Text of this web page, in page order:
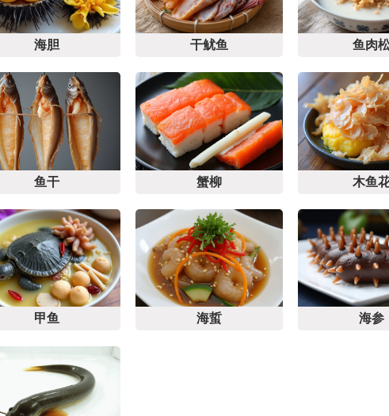
海胆 干鱿鱼 鱼肉
鱼干 蟹柳 木鱼
甲鱼 海蜇 海参